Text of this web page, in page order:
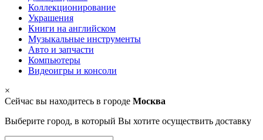
Коллекционирование
Украшения
Книги на английском
Музыкальные инструменты
Авто и запчасти
Компьютеры
Видеоигры и консоли
×
Сейчас вы находитесь в городе Москва
Выберите город, в который Вы хотите осуществить доставку